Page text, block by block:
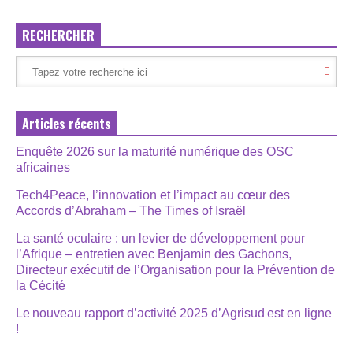
RECHERCHER
Articles récents
Enquête 2026 sur la maturité numérique des OSC
africaines
Tech4Peace, l’innovation et l’impact au cœur des
Accords d’Abraham – The Times of Israël
La santé oculaire : un levier de développement pour
l’Afrique – entretien avec Benjamin des Gachons,
Directeur exécutif de l’Organisation pour la Prévention de
la Cécité
Le nouveau rapport d’activité 2025 d’Agrisud est en ligne
!